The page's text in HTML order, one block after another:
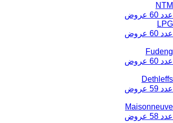
NTM
عدد 60 عروض
LPG
عدد 60 عروض
Fudeng
عدد 60 عروض
Dethleffs
عدد 59 عروض
Maisonneuve
عدد 58 عروض